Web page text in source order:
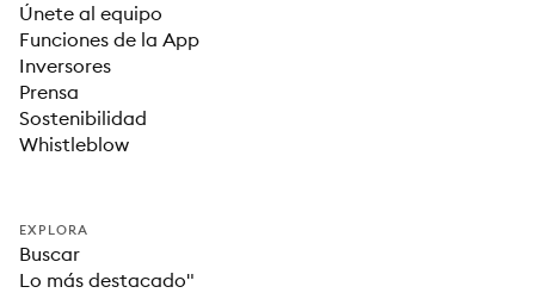
Únete al equipo
Funciones de la App
Inversores
Prensa
Sostenibilidad
Whistleblow
EXPLORA
Buscar
Lo más destacado"